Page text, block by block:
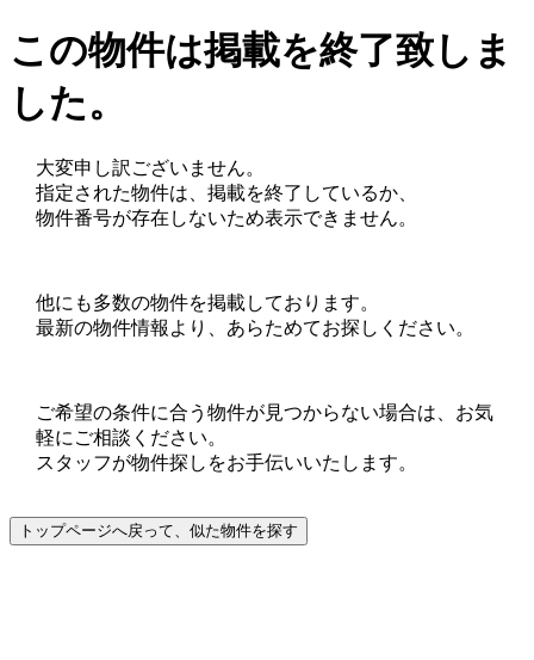
この物件は掲載を終了致しま
した。
大変申し訳ございません。
指定された物件は、掲載を終了しているか、
物件番号が存在しないため表示できません。
他にも多数の物件を掲載しております。
最新の物件情報より、あらためてお探しください。
ご希望の条件に合う物件が見つからない場合は、お気
軽にご相談ください。
スタッフが物件探しをお手伝いいたします。